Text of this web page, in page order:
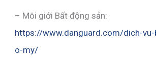
– Môi giới Bất động sản:
https://www.danguard.com/dich-
o-my/